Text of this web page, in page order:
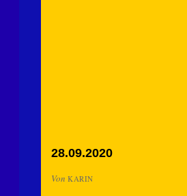
28.09.2020
Von KARIN